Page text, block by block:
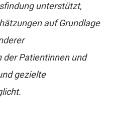
unterstützt,
auf Grundlage
der Patientinnen und
gezielte